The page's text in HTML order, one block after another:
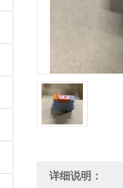
详细说明：